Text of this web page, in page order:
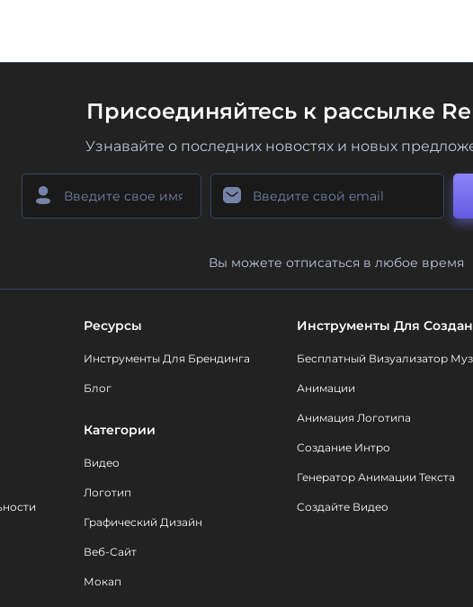
Присоединяйтесь к рассылке
Узнавайте о последних новостях и новых
Вы можете отписаться в любое время
Ресурсы
Инструменты Для Брендинга
Блог
Категории
Видео
Логотип
Графический Дизайн
Веб-Сайт
Мокап
Инструменты Для
Бесплатный Визуализатор
Анимации
Анимация Логотипа
Создание Интро
Генератор Анимации Текста
Создайте Видео